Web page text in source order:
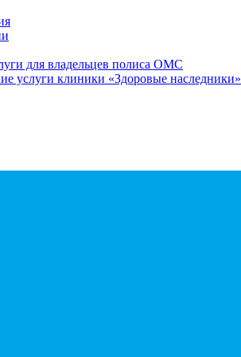
для владельцев полиса ОМС
услуги клиники «Здоровые наследники»